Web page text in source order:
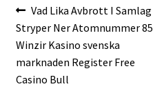
Post
navigation
Previous
post:
Vad Lika Avbrott I Samlag
Stryper Ner Atomnummer 85
Winzir Kasino svenska
marknaden Register Free
Casino Bull